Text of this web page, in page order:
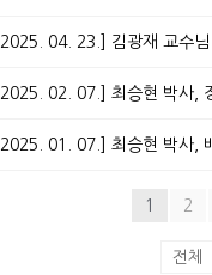
[2025. 04. 23.] 김광재 교수님
[2025. 02. 07.] 최승현 박사,
1 2